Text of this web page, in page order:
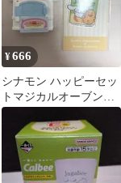
¥666
シナモン ハッピーセッ
トマジカルオーブン＆
Jagabeeキーホルダー ま
とめ売り